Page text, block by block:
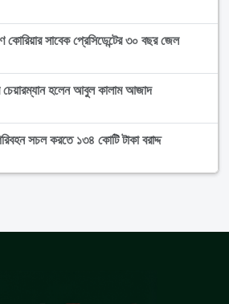
কোরিয়ার সাবেক প্রেসিডেন্টের ৩০ বছর জেল
চেয়ারম্যান হলেন আবুল কালাম আজাদ
সচল করতে ১৩৪ কোটি টাকা বরাদ্দ